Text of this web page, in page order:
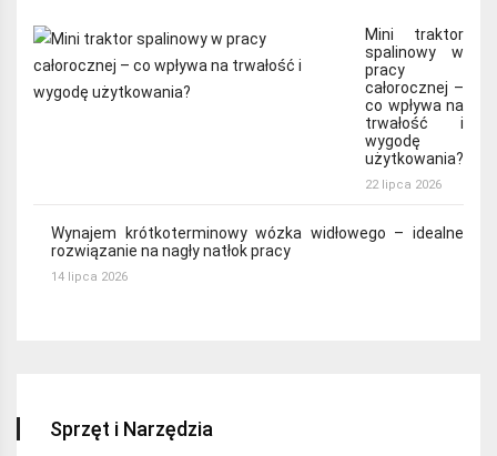
Mini traktor
spalinowy w
pracy
całorocznej –
co wpływa na
trwałość i
wygodę
użytkowania?
22 lipca 2026
Wynajem krótkoterminowy wózka widłowego – idealne
rozwiązanie na nagły natłok pracy
14 lipca 2026
Sprzęt i Narzędzia